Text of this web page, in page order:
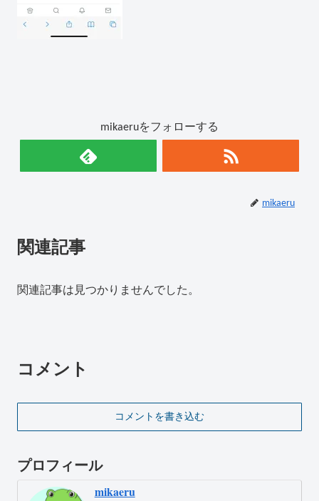
mikaeruをフォローする
mikaeru
関連記事
関連記事は見つかりませんでした。
コメント
コメントを書き込む
プロフィール
mikaeru